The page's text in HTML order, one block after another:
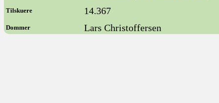
Tilskuere 14.367
Dommer Lars Christoffersen